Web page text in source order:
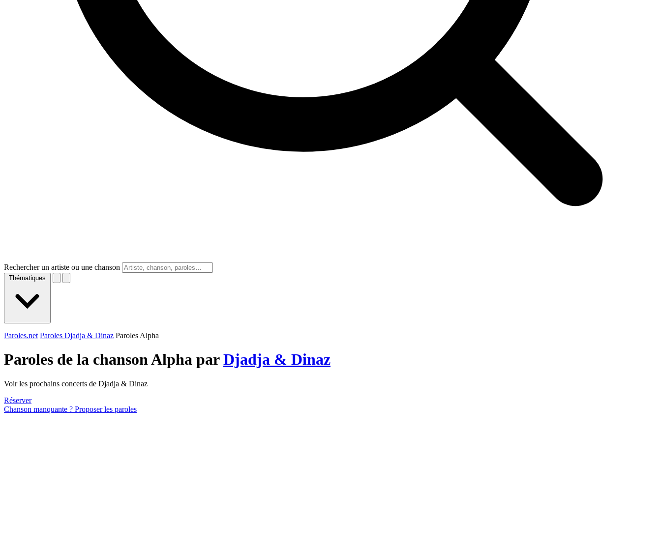
Rechercher un artiste ou une chanson
Thématiques
Paroles.net Paroles Djadja & Dinaz Paroles Alpha
Paroles de la chanson Alpha parDjadja & Dinaz
Voir les prochains concerts de Djadja & Dinaz
Réserver
Chanson manquante ? Proposer les paroles